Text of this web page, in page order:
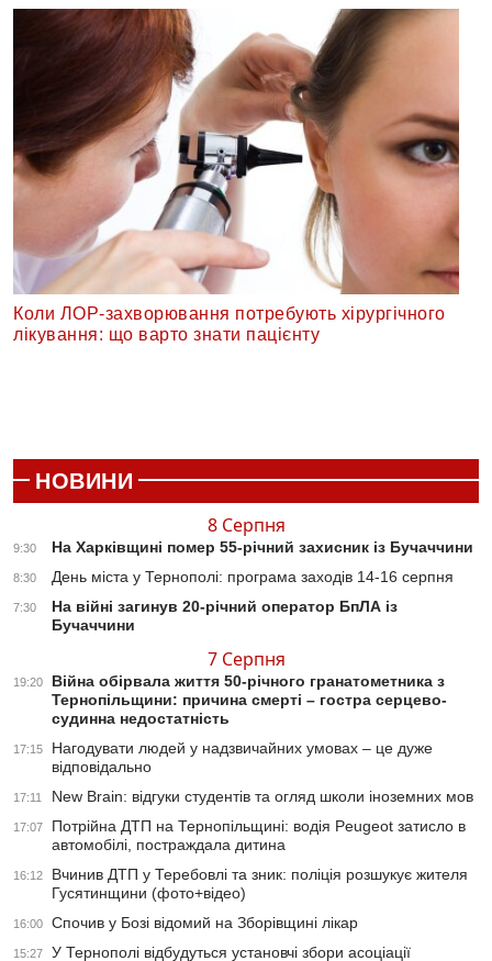
Коли ЛОР-захворювання потребують хірургічного
лікування: що варто знати пацієнту
НОВИНИ
8 Серпня
9:30 На Харківщині помер 55-річний захисник із Бучаччини
8:30 День міста у Тернополі: програма заходів 14-16 серпня
7:30
На війні загинув 20-річний оператор БпЛА із
Бучаччини
7 Серпня
19:20
Війна обірвала життя 50-річного гранатометника з
Тернопільщини: причина смерті – гостра серцево-
судинна недостатність
17:15
Нагодувати людей у надзвичайних умовах – це дуже
відповідально
17:11 New Brain: відгуки студентів та огляд школи іноземних мов
17:07
Потрійна ДТП на Тернопільщині: водія Peugeot затисло в
автомобілі, постраждала дитина
16:12
Вчинив ДТП у Теребовлі та зник: поліція розшукує жителя
Гусятинщини (фото+відео)
16:00 Спочив у Бозі відомий на Зборівщині лікар
15:27 У Тернополі відбудуться установчі збори асоціації